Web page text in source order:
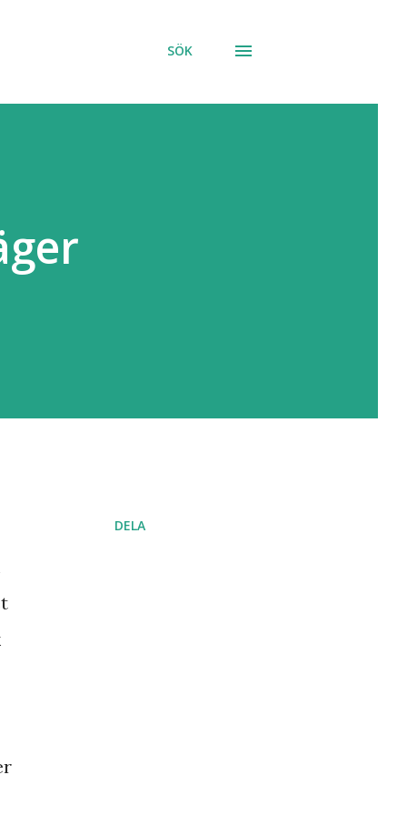
SÖK
DELA